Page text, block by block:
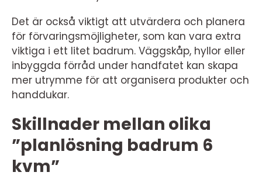
Det är också viktigt att utvärdera och planera
för förvaringsmöjligheter, som kan vara extra
viktiga i ett litet badrum. Väggskåp, hyllor eller
inbyggda förråd under handfatet kan skapa
mer utrymme för att organisera produkter och
handdukar.
Skillnader mellan olika
”planlösning badrum 6
kvm”